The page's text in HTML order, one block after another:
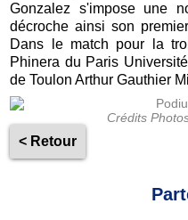
Gonzalez s'impose une
décroche ainsi son
Dans le match pour la
Phinera du Paris
de Toulon Arthur Gauthier
Crédits
< Retour